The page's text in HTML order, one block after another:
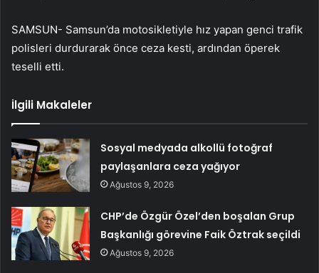
SAMSUN- Samsun’da motosikletiyle hız yapan genci trafik
polisleri durdurarak önce ceza kesti, ardından öperek
teselli etti.
İlgili Makaleler
Sosyal medyada alkollü fotoğraf
paylaşanlara ceza yağıyor
Ağustos 9, 2026
CHP’de Özgür Özel’den boşalan Grup
Başkanlığı görevine Faik Öztrak seçildi
Ağustos 9, 2026